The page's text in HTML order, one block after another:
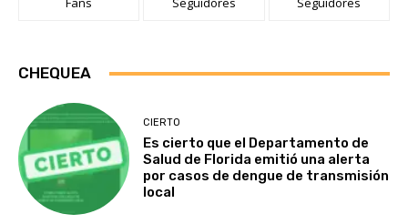
CHEQUEA
CIERTO
Es cierto que el Departamento de
Salud de Florida emitió una alerta
por casos de dengue de transmisión
local